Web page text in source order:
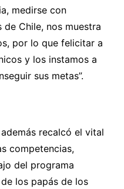
medirse con
Chile, nos muestra
por lo que felicitar a
y los instamos a
sus metas”.
recalcó el vital
competencias,
del programa
de los papás de los